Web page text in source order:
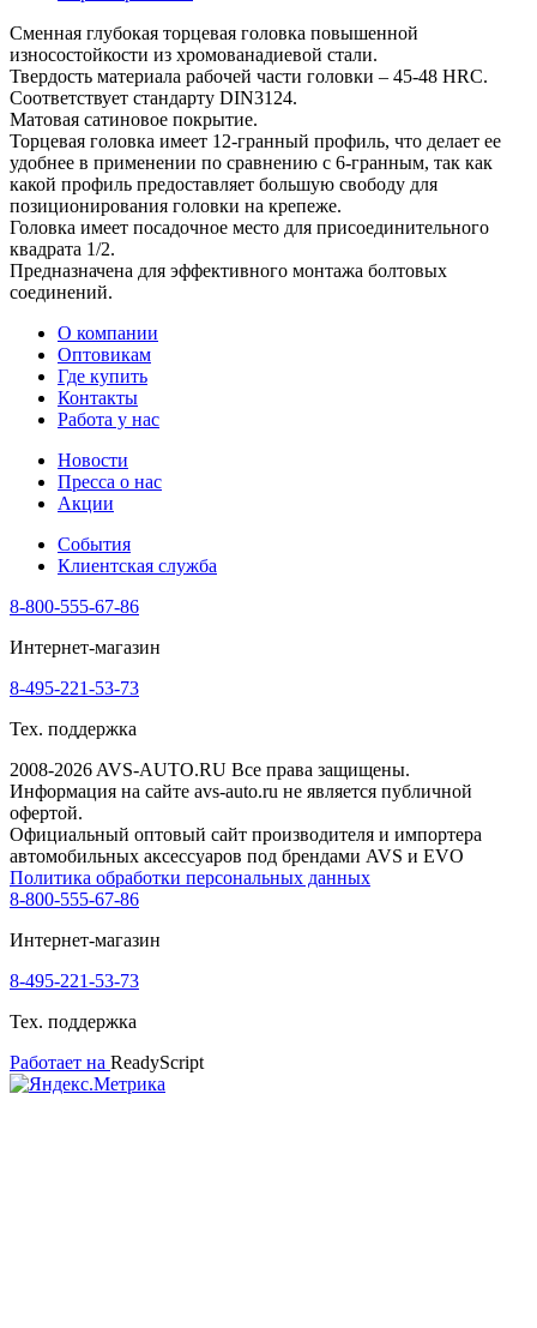
Сменная глубокая торцевая головка повышенной
износостойкости из хромованадиевой стали.
Твердость материала рабочей части головки – 45-48 HRС.
Соответствует стандарту DIN3124.
Матовая сатиновое покрытие.
Торцевая головка имеет 12-гранный профиль, что делает ее
удобнее в применении по сравнению с 6-гранным, так как
какой профиль предоставляет большую свободу для
позиционирования головки на крепеже.
Головка имеет посадочное место для присоединительного
квадрата 1/2.
Предназначена для эффективного монтажа болтовых
соединений.
О компании
Оптовикам
Где купить
Контакты
Работа у нас
Новости
Пресса о нас
Акции
События
Клиентская служба
8-800-555-67-86
Интернет-магазин
8-495-221-53-73
Тех. поддержка
2008-2026 AVS-AUTO.RU Все права защищены.
Информация на сайте avs-auto.ru не является публичной
офертой.
Официальный оптовый сайт производителя и импортера
автомобильных аксессуаров под брендами AVS и EVO
Политика обработки персональных данных
8-800-555-67-86
Интернет-магазин
8-495-221-53-73
Тех. поддержка
Работает на ReadyScript